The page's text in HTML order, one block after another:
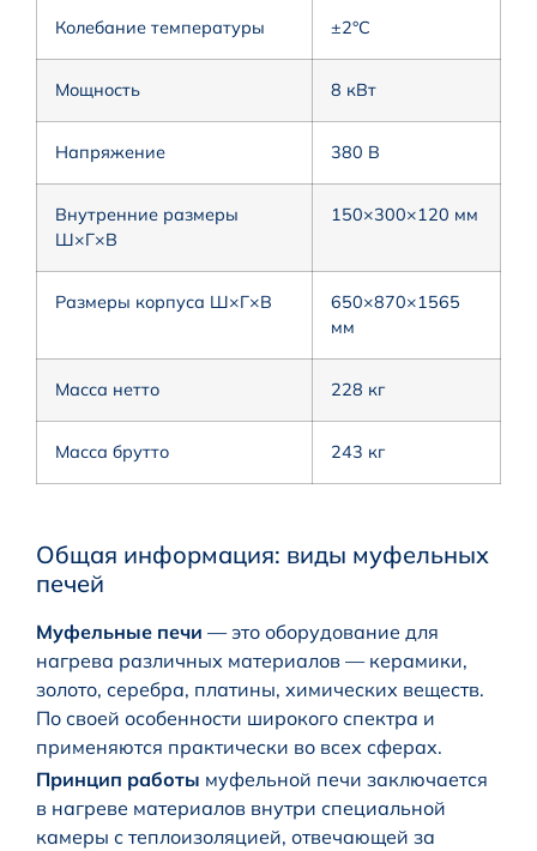
Колебание температуры ±2°C
Мощность 8 кВт
Напряжение 380 В
Внутренние размеры
Ш×Г×В
150×300×120 мм
Размеры корпуса Ш×Г×В
650×870×1565
мм
Масса нетто 228 кг
Масса брутто 243 кг
Общая информация: виды муфельных
печей
Муфельные печи — это оборудование для
нагрева различных материалов — керамики,
золото, серебра, платины, химических веществ.
По своей особенности широкого спектра и
применяются практически во всех сферах.
Принцип работы муфельной печи заключается
в нагреве материалов внутри специальной
камеры с теплоизоляцией, отвечающей за